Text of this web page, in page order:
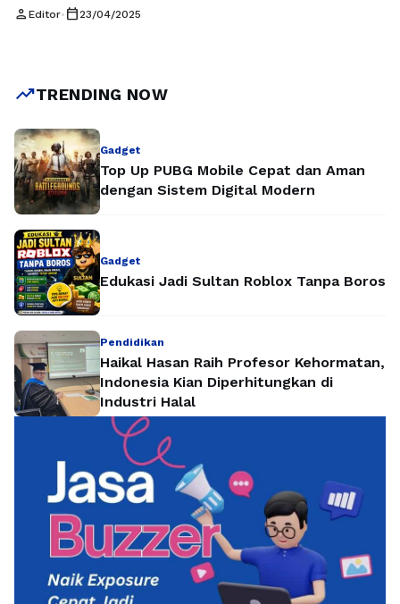
Pendaftaran STPN 2026 akan dibuka dalam waktu dekat,
Selengkapnya
person Editor• calendar_today 23/04/2025
trending_upTRENDING NOW
Gadget
Top Up PUBG Mobile Cepat dan Aman
dengan Sistem Digital Modern
Gadget
Edukasi Jadi Sultan Roblox Tanpa Boros
Pendidikan
Haikal Hasan Raih Profesor Kehormatan,
Indonesia Kian Diperhitungkan di
Industri Halal